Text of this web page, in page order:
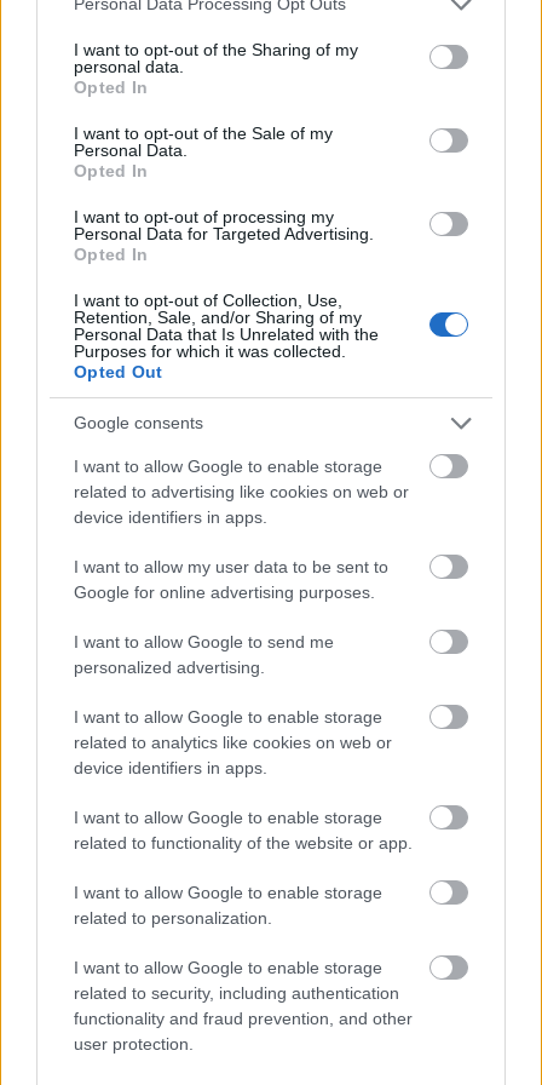
not limited to your visit or usage behaviour. You may click to
grant or deny consent to Google and its third-party tags to
use your data for below specified purposes in below Google
consent section.
I want to opt-out of the Sharing of my
personal data.
Opted In
I want to opt-out of the Sale of my
Personal Data.
Opted In
I want to opt-out of processing my
Personal Data for Targeted Advertising.
Opted In
I want to opt-out of Collection, Use,
Retention, Sale, and/or Sharing of my
Personal Data that Is Unrelated with the
Purposes for which it was collected.
Opted Out
Google consents
I want to allow Google to enable storage
related to advertising like cookies on web or
device identifiers in apps.
I want to allow my user data to be sent to
Google for online advertising purposes.
I want to allow Google to send me
personalized advertising.
I want to allow Google to enable storage
related to analytics like cookies on web or
device identifiers in apps.
I want to allow Google to enable storage
related to functionality of the website or app.
I want to allow Google to enable storage
related to personalization.
I want to allow Google to enable storage
related to security, including authentication
functionality and fraud prevention, and other
user protection.
világbajnokságon, annyi versenyt szeretnék nyerni,
amennyit csak tudok. Én és a csapatom nagyon
kíváncsian várjuk, mire vagyunk képesek, mit sikerül
elérnünk. Úgy gondolom, képes vagyok rá, hogy
nyerjek.
Szeretnék különleges köszönetet mondani Marcello
Lottinak, Nunzia Corvinonak, a támogatóimnak,
csapatomnak és végül de nem utolsó sorban a
fantasztikus szurkolóimnak, akik hisznek bennem és
támogatnak az utamon a világbajnoki cím felé.
Nélkülük nem mondhatnám most azt, hogy
KÖSZÖNÖM!
B3 Racing
Büszkeséggel tölt el, hogy egy olyan tehetséges,
eredményes és ambiciózus versenyző, mint Mato
nekünk, de a magyar motorsportnak is, hogy a régió
legjobb pilótái minket választanak, hogy segítsük
őket a céljaikhoz vezető úton. Az elmúlt időszakban
nagyon keményen dolgoztunk azon, hogy ilyen